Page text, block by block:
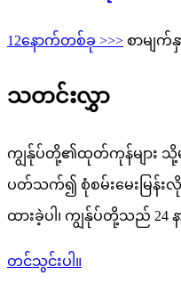
1 2နောက်တစ်ခု >>> စာမျက်နှ
သတင်းလွှာ
ကျွန်ုပ်တို့၏ထုတ်ကုန်များ သို့မ
ပတ်သက်၍ စုံစမ်းမေးမြန်
ထားခဲ့ပါ၊ ကျွန်ုပ်တို့သည်
တင်သွင်းပါ။